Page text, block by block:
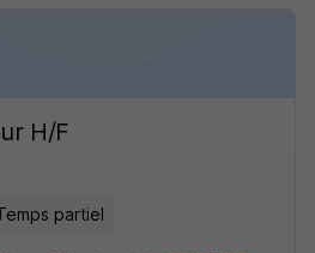
H/F
partiel